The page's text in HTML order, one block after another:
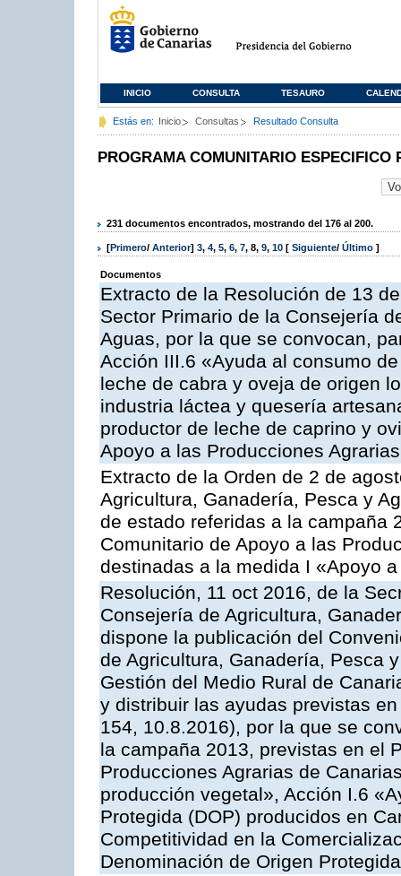
INICIO CONSULTA TESAURO
Estás en: Inicio Consultas Resultado Consulta
PROGRAMA COMUNITARIO ESPECIFICO
231 documentos encontrados, mostrando del 176 al 200.
[Primero/ Anterior] 3, 4, 5, 6, 7, 8, 9, 10 [ Siguiente/ Último ]
Documentos
Extracto de la Resolución de 13
Sector Primario de la Consejería
Aguas, por la que se convocan,
Acción III.6 «Ayuda al consumo
leche de cabra y oveja de origen
industria láctea y quesería
productor de leche de caprino y
Apoyo a las Producciones
Extracto de la Orden de 2 de
Agricultura, Ganadería, Pesca y
de estado referidas a la campaña
Comunitario de Apoyo a las
destinadas a la medida I «Apoyo
Resolución, 11 oct 2016, de la
Consejería de Agricultura,
dispone la publicación del
de Agricultura, Ganadería, Pesca
Gestión del Medio Rural de
y distribuir las ayudas previstas
154, 10.8.2016), por la que se
la campaña 2013, previstas en el
Producciones Agrarias de
producción vegetal», Acción I.6
Protegida (DOP) producidos en
Competitividad en la
Denominación de Origen